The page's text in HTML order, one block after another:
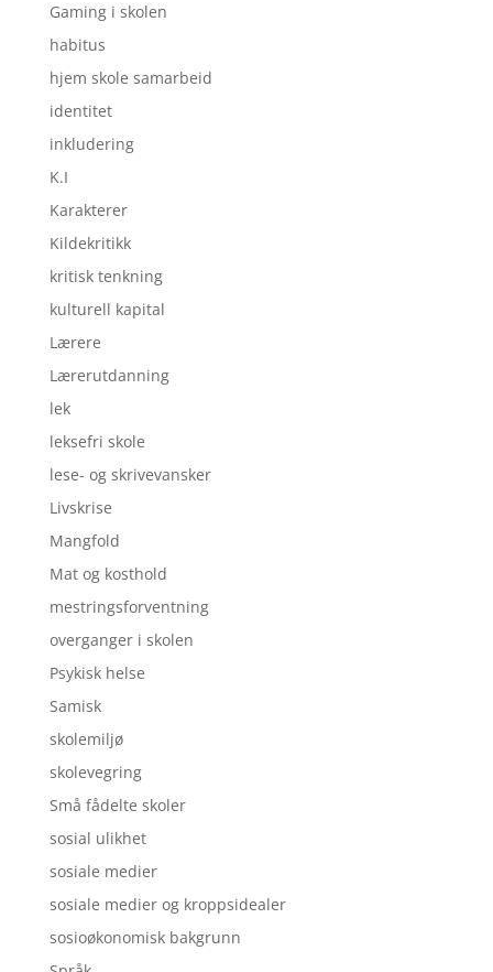
Gaming i skolen
habitus
hjem skole samarbeid
identitet
inkludering
K.I
Karakterer
Kildekritikk
kritisk tenkning
kulturell kapital
Lærere
Lærerutdanning
lek
leksefri skole
lese- og skrivevansker
Livskrise
Mangfold
Mat og kosthold
mestringsforventning
overganger i skolen
Psykisk helse
Samisk
skolemiljø
skolevegring
Små fådelte skoler
sosial ulikhet
sosiale medier
sosiale medier og kroppsidealer
sosioøkonomisk bakgrunn